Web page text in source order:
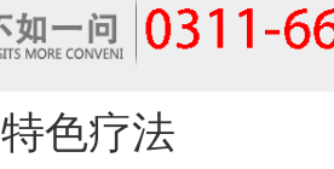
特色疗法